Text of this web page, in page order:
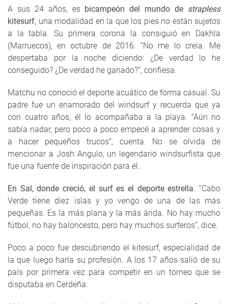
A sus 24 años, es bicampeón del mundo de strapless
kitesurf, una modalidad en la que los pies no están sujetos
a la tabla. Su primera corona la consiguió en Dakhla
(Marruecos), en octubre de 2016. “No me lo creía. Me
despertaba por la noche diciendo: ¿De verdad lo he
conseguido? ¿De verdad he ganado?”, confiesa.
Matchu no conoció el deporte acuático de forma casual. Su
padre fue un enamorado del windsurf y recuerda que ya
con cuatro años, él lo acompañaba a la playa. “Aún no
sabía nadar, pero poco a poco empecé a aprender cosas y
a hacer pequeños trucos”, cuenta. No se olvida de
mencionar a Josh Angulo, un legendario windsurfista que
fue una fuente de inspiración para él.
En Sal, donde creció, el surf es el deporte estrella. “Cabo
Verde tiene diez islas y yo vengo de una de las más
pequeñas. Es la más plana y la más árida. No hay mucho
fútbol, no hay baloncesto, pero hay muchos surferos”, dice.
Poco a poco fue descubriendo el kitesurf, especialidad de
la que luego haría su profesión. A los 17 años salió de su
país por primera vez para competir en un torneo que se
disputaba en Cerdeña.